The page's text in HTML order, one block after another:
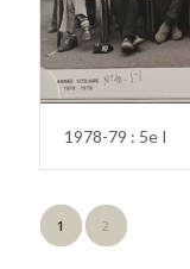
1978-79 : 5e I
1 2